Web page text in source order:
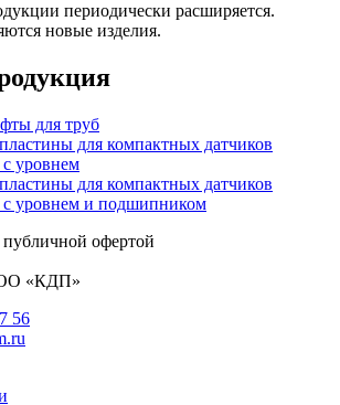
периодически расширяется.
новые изделия.
для труб
для компактных датчиков
уровнем
для компактных датчиков
уровнем и подшипником
публичной офертой
«КДП»
56